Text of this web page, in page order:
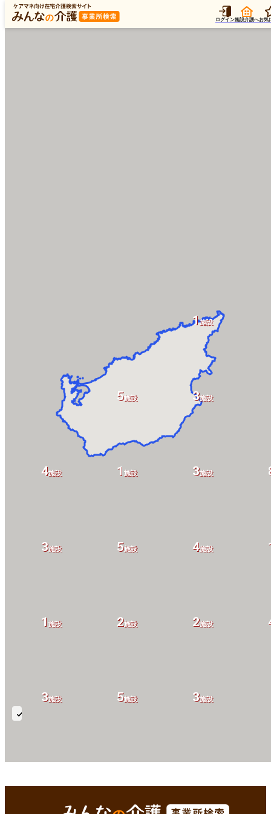
ログイン施設介護へお気
3施設 5施設 3施設
1 施設 2施設 2施設
3施設 5施設 4施設
4施設 1 施設 3施設
5施設 3施設
1施設
(短